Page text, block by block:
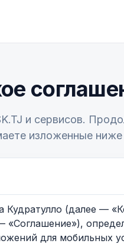
и сервисов.
изложенные ниже
(далее —
«Соглашение»),
для мобильных